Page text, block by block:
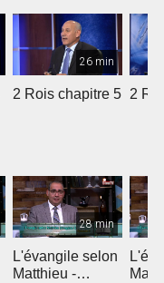
26 min
2 Rois chapitre 5 2
28 min
L'évangile selon
Matthieu -